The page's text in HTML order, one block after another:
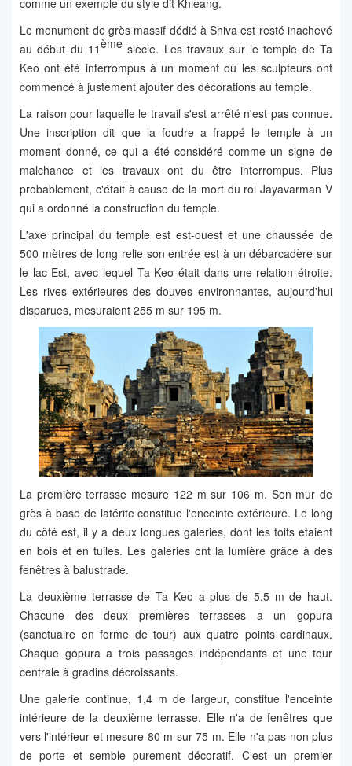
comme un exemple du style dit Khleang.
Le monument de grès massif dédié à Shiva est resté inachevé
au début du 11ème siècle. Les travaux sur le temple de Ta
Keo ont été interrompus à un moment où les sculpteurs ont
commencé à justement ajouter des décorations au temple.
La raison pour laquelle le travail s'est arrêté n'est pas connue.
Une inscription dit que la foudre a frappé le temple à un
moment donné, ce qui a été considéré comme un signe de
malchance et les travaux ont du être interrompus. Plus
probablement, c'était à cause de la mort du roi Jayavarman V
qui a ordonné la construction du temple.
L'axe principal du temple est est-ouest et une chaussée de
500 mètres de long relie son entrée est à un débarcadère sur
le lac Est, avec lequel Ta Keo était dans une relation étroite.
Les rives extérieures des douves environnantes, aujourd'hui
disparues, mesuraient 255 m sur 195 m.
La première terrasse mesure 122 m sur 106 m. Son mur de
grès à base de latérite constitue l'enceinte extérieure. Le long
du côté est, il y a deux longues galeries, dont les toits étaient
en bois et en tuiles. Les galeries ont la lumière grâce à des
fenêtres à balustrade.
La deuxième terrasse de Ta Keo a plus de 5,5 m de haut.
Chacune des deux premières terrasses a un gopura
(sanctuaire en forme de tour) aux quatre points cardinaux.
Chaque gopura a trois passages indépendants et une tour
centrale à gradins décroissants.
Une galerie continue, 1,4 m de largeur, constitue l'enceinte
intérieure de la deuxième terrasse. Elle n'a de fenêtres que
vers l'intérieur et mesure 80 m sur 75 m. Elle n'a pas non plus
de porte et semble purement décoratif. C'est un premier